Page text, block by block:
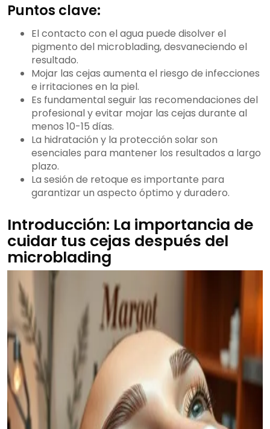
Puntos clave:
El contacto con el agua puede disolver el
pigmento del microblading, desvaneciendo el
resultado.
Mojar las cejas aumenta el riesgo de infecciones
e irritaciones en la piel.
Es fundamental seguir las recomendaciones del
profesional y evitar mojar las cejas durante al
menos 10-15 días.
La hidratación y la protección solar son
esenciales para mantener los resultados a largo
plazo.
La sesión de retoque es importante para
garantizar un aspecto óptimo y duradero.
Introducción: La importancia de
cuidar tus cejas después del
microblading